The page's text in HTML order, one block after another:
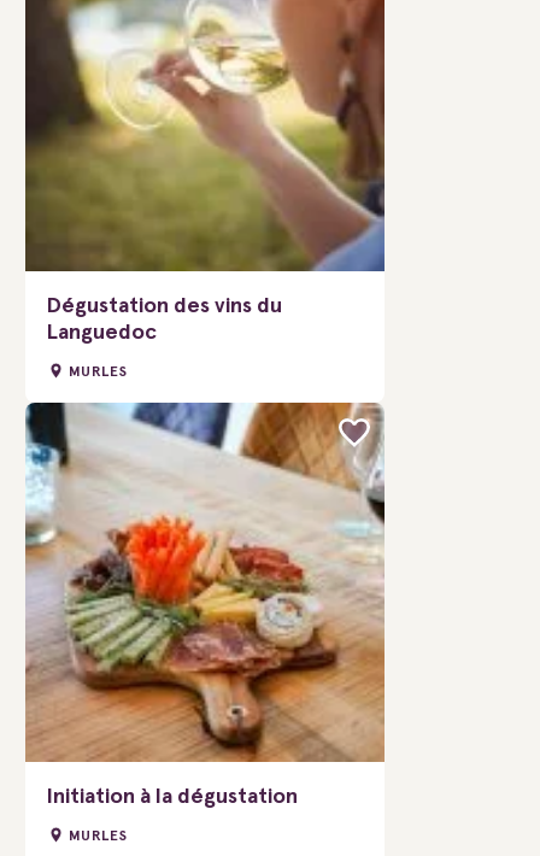
Dégustation des vins du
Languedoc
MURLES
Initiation à la dégustation
MURLES